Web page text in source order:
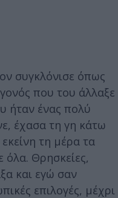
συγκλόνισε όπως
που του άλλαξε
ήταν ένας πολύ
έχασα τη γη κάτω
τη μέρα τα
Θρησκείες,
και εγώ σαν
επιλογές, μέχρι